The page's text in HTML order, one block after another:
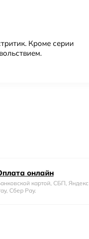
Кроме серии
онлайн
картой, СБП, Яндекс
Сбер Pay.